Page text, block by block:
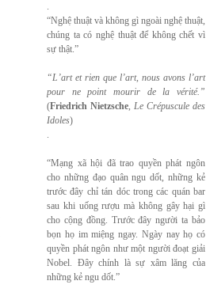
.
“Nghệ thuật và không gì ngoài nghệ thuật,
chúng ta có nghệ thuật để không chết vì
sự thật.”
“L’art et rien que l’art, nous avons l’art
pour ne point mourir de la vérité.”
(Friedrich Nietzsche, Le Crépuscule des
Idoles)
.
“Mạng xã hội đã trao quyền phát ngôn
cho những đạo quân ngu dốt, những kẻ
trước đây chỉ tán dóc trong các quán bar
sau khi uống rượu mà không gây hại gì
cho cộng đồng. Trước đây người ta bảo
bọn họ im miệng ngay. Ngày nay họ có
quyền phát ngôn như một người đoạt giải
Nobel. Đây chính là sự xâm lăng của
những kẻ ngu dốt.”